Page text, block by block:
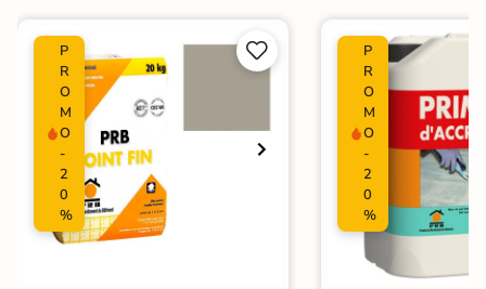
Finition Mate
Surface
Résistant au Gel
Plancher
Chauffant
P
R
O
M
O
-
2
0
%


P
R
O
M
O
-
2
0
%